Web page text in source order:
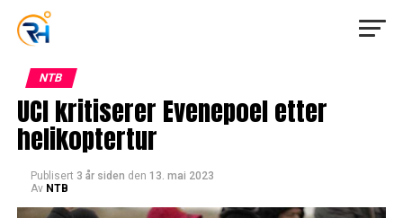
NTB
UCI kritiserer Evenepoel etter
helikoptertur
Publisert 3 år siden den 13. mai 2023
Av NTB